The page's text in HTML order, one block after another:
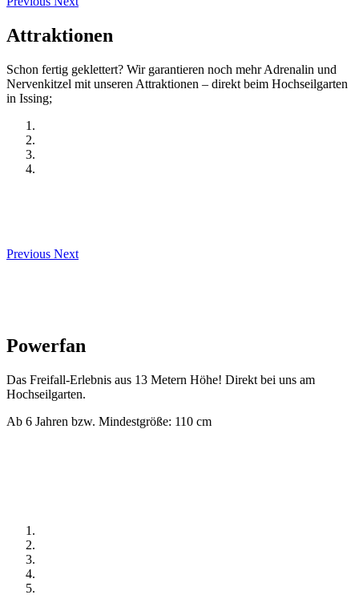
Attraktionen
Schon fertig geklettert? Wir garantieren noch mehr Adrenalin und
Nervenkitzel mit unseren Attraktionen – direkt beim Hochseilgarten
in Issing;
Previous Next
Powerfan
Das Freifall-Erlebnis aus 13 Metern Höhe! Direkt bei uns am
Hochseilgarten.
Ab 6 Jahren bzw. Mindestgröße: 110 cm